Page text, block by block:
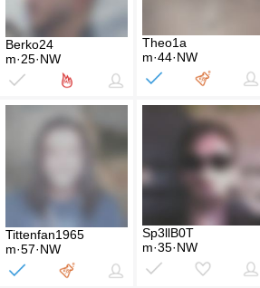
Berko24
m·25·NW
Theo1a
m·44·NW
Tittenfan1965
m·57·NW
Sp3llB0T
m·35·NW